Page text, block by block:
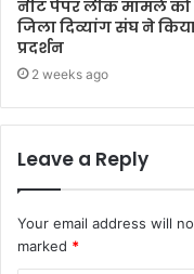
नीट पेपर लीक मामले
जिला दिव्यांग संघ ने
प्रदर्शन
2 weeks ago
Leave a Reply
Your email address will
marked *